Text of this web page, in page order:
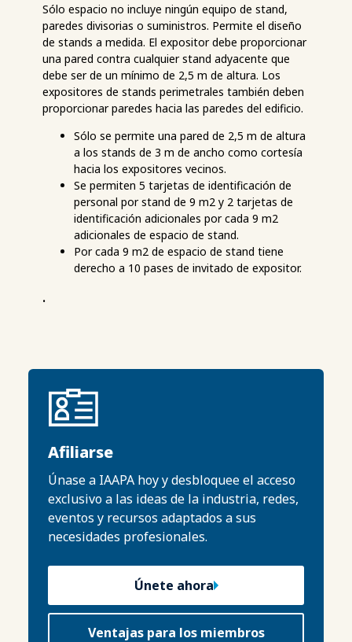
Sólo espacio no incluye ningún equipo de stand,
paredes divisorias o suministros. Permite el diseño
de stands a medida. El expositor debe proporcionar
una pared contra cualquier stand adyacente que
debe ser de un mínimo de 2,5 m de altura. Los
expositores de stands perimetrales también deben
proporcionar paredes hacia las paredes del edificio.
Sólo se permite una pared de 2,5 m de altura
a los stands de 3 m de ancho como cortesía
hacia los expositores vecinos.
Se permiten 5 tarjetas de identificación de
personal por stand de 9 m2 y 2 tarjetas de
identificación adicionales por cada 9 m2
adicionales de espacio de stand.
Por cada 9 m2 de espacio de stand tiene
derecho a 10 pases de invitado de expositor.
.
Afiliarse
Únase a IAAPA hoy y desbloquee el acceso
exclusivo a las ideas de la industria, redes,
eventos y recursos adaptados a sus
necesidades profesionales.
Únete ahora
Ventajas para los miembros